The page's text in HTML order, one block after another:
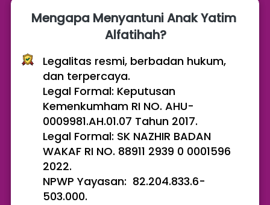
Mengapa Menyantuni Anak Yatim
Alfatihah?
Legalitas resmi, berbadan hukum,
dan terpercaya.
Legal Formal: Keputusan
Kemenkumham RI NO. AHU-
0009981.AH.01.07 Tahun 2017.
Legal Formal: SK NAZHIR BADAN
WAKAF RI NO. 88911 2939 0 0001596
2022.
NPWP Yayasan:  82.204.833.6-
503.000.